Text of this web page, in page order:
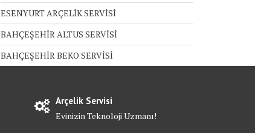
ESENYURT ARÇELİK SERVİSİ
BAHÇEŞEHİR ALTUS SERVİSİ
BAHÇEŞEHİR BEKO SERVİSİ
Arçelik Servisi
Evinizin Teknoloji Uzmanı!